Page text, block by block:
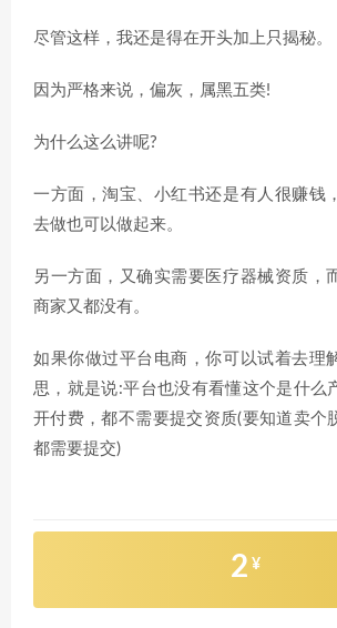
尽管这样，我还是得在开头加上只揭秘。
因为严格来说，偏灰，属黑五类!
为什么这么讲呢?
一方面，淘宝、小红书还是有人很赚钱
去做也可以做起来。
另一方面，又确实需要医疗器械资质，
商家又都没有。
如果你做过平台电商，你可以试着去理
思，就是说:平台也没有看懂这个是什么
开付费，都不需要提交资质(要知道卖个
都需要提交)
2 ¥